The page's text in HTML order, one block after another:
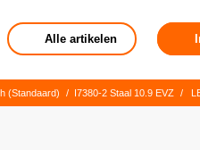
Alle artikelen
(Standaard) / I7380-2 Staal 10.9 EVZ /